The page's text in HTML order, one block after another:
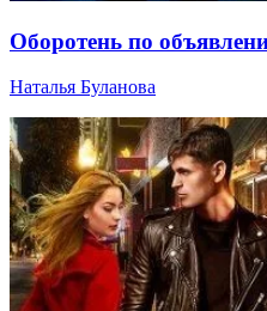
Оборотень по
Наталья Буланова